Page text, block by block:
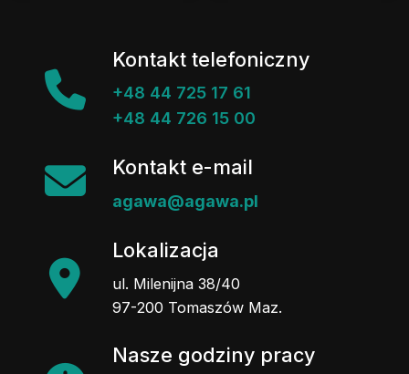
Kontakt telefoniczny
+48 44 725 17 61
+48 44 726 15 00
Kontakt e-mail
agawa@agawa.pl
Lokalizacja
ul. Milenijna 38/40
97-200 Tomaszów Maz.
Nasze godziny pracy